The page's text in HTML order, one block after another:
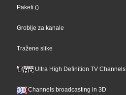
Paketi ()
Groblje za kanale
Tražene slike
Ultra High Definition TV Channels
Channels broadcasting in 3D